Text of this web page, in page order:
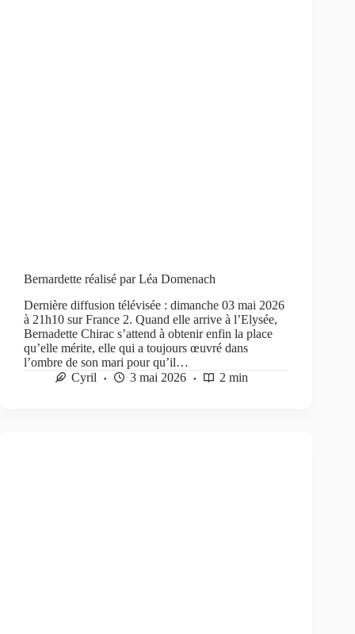
Bernardette réalisé par Léa Domenach
Dernière diffusion télévisée : dimanche 03 mai 2026
à 21h10 sur France 2. Quand elle arrive à l’Elysée,
Bernadette Chirac s’attend à obtenir enfin la place
qu’elle mérite, elle qui a toujours œuvré dans
l’ombre de son mari pour qu’il…
Cyril
3 mai 2026 2 min